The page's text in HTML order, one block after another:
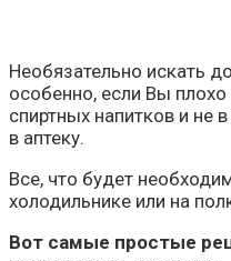
Необязательно искать
особенно, если Вы плохо
спиртных напитков и не
в аптеку.
Все, что будет
холодильнике или на
Вот самые простые